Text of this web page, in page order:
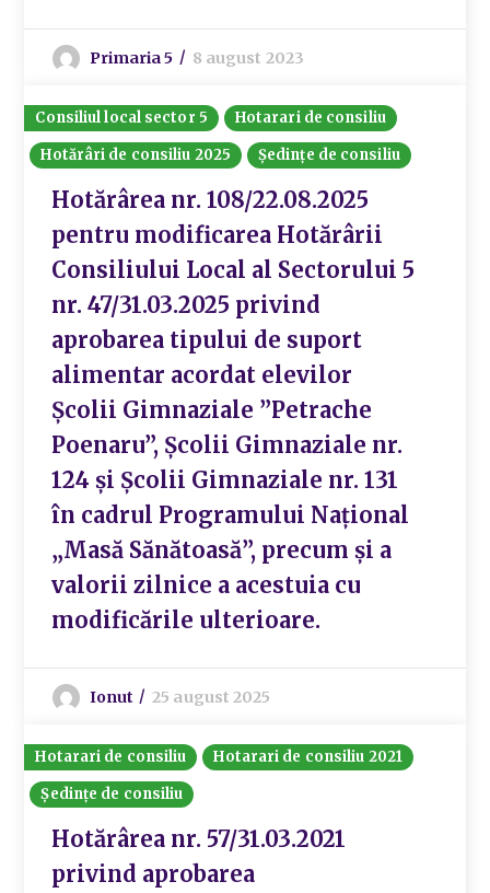
Primaria 5 8 august 2023
Consiliul local sector 5
Hotarari de consiliu
Hotărâri de consiliu 2025
Ședințe de consiliu
Hotărârea nr. 108/22.08.2025
pentru modificarea Hotărârii
Consiliului Local al Sectorului 5
nr. 47/31.03.2025 privind
aprobarea tipului de suport
alimentar acordat elevilor
Școlii Gimnaziale ”Petrache
Poenaru”, Școlii Gimnaziale nr.
124 și Școlii Gimnaziale nr. 131
în cadrul Programului Național
„Masă Sănătoasă”, precum și a
valorii zilnice a acestuia cu
modificările ulterioare.
Ionut 25 august 2025
Hotarari de consiliu
Hotarari de consiliu 2021
Ședințe de consiliu
Hotărârea nr. 57/31.03.2021
privind aprobarea